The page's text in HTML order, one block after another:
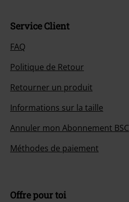
Service Client
FAQ
Politique de Retour
Retourner un produit
Informations sur la taille
Annuler mon Abonnement BSC
Méthodes de paiement
Offre pour toi